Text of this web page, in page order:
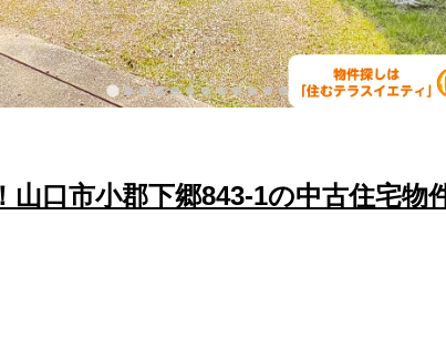
山口市小郡下郷843-1の中古住宅物